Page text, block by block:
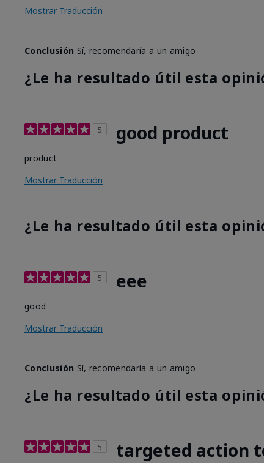
Mostrar Traducción
Conclusión Sí, recomendaría a un amigo
¿Le ha resultado útil esta
5 good product
product
Mostrar Traducción
¿Le ha resultado útil esta
5 eee
good
Mostrar Traducción
Conclusión Sí, recomendaría a un amigo
¿Le ha resultado útil esta
5 targeted action